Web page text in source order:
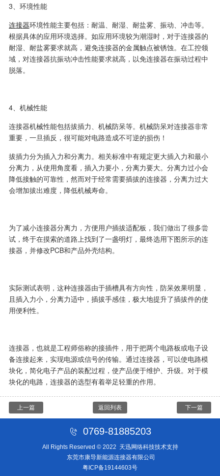
3、环境性能
连接器环境性能主要包括：耐温、耐湿、耐盐雾、振动、冲击等。
根据具体的应用环境选择。如应用环境较为潮湿时，对于连接器的
耐湿、耐盐雾要求就高，避免连接器的金属触点被锈蚀。在工控领
域，对连接器抗振动冲击性能要求就高，以免连接器在振动过程中
脱落。
4、机械性能
连接器机械性能包括拔插力、机械防呆等。机械防呆对连接器非常
重要，一旦插反，很可能对电路造成不可逆的损伤！
拔插力分为插入力和分离力。相关标准中有规定更大插入力和最小
分离力，从使用角度看，插入力要小，分离力要大。分离力过小会
降低接触的可靠性，然而对于经常需要插拔的连接器，分离力过大
会增加拔出难度，降低机械寿命。
为了减小连接器分离力，方便用户插拔适配板，我们做出了很多尝
试，终于在摸索的道路上找到了一盏明灯，最终选用下图所示的连
接器，并修改PCB和产品外壳结构。
实际测试表明，这种连接器由于插槽具有方向性，防呆效果明显，
且插入力小，分离力适中，插拔手感佳，极大地提升了插拔件的使
用便利性。
连接器，也就是工程师俗称的接插件，用于把两个电路板或电子设
备连接起来，实现电源或信号的传输。通过连接器，可以使电路模
块化，简化电子产品的装配过程，使产品便于维护、升级。对于模
块化的电路，连接器的选型有着举足轻重的作用。
上一篇 下一篇
返回列表
0769-81885203
All Rights Reserved © 2022 天迅网络科技技术支持
东莞市康导新能源连接器有限公司
粤ICP备19144603号